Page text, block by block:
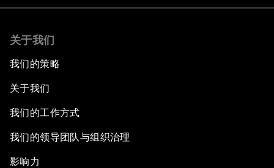
关于我们
我们的策略
关于我们
我们的工作方式
我们的领导团队与组织治理
影响力